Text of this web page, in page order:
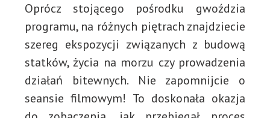
Oprócz stojącego pośrodku gwoździa
programu, na różnych piętrach znajdziecie
szereg ekspozycji związanych z budową
statków, życia na morzu czy prowadzenia
działań bitewnych. Nie zapomnijcie o
seansie filmowym! To doskonała okazja